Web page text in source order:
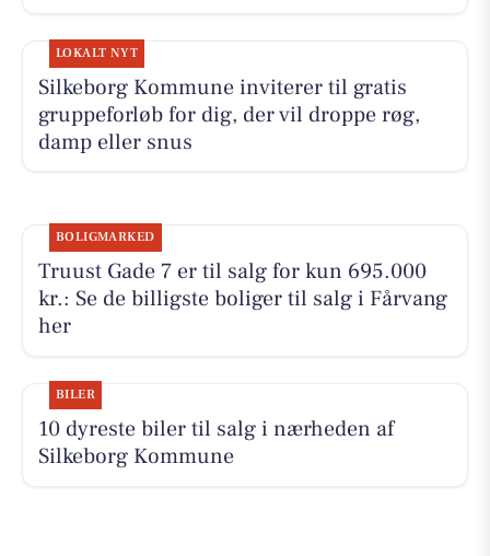
LOKALT NYT
Silkeborg Kommune inviterer til gratis
gruppeforløb for dig, der vil droppe røg,
damp eller snus
BOLIGMARKED
Truust Gade 7 er til salg for kun 695.000
kr.: Se de billigste boliger til salg i Fårvang
her
BILER
10 dyreste biler til salg i nærheden af
Silkeborg Kommune